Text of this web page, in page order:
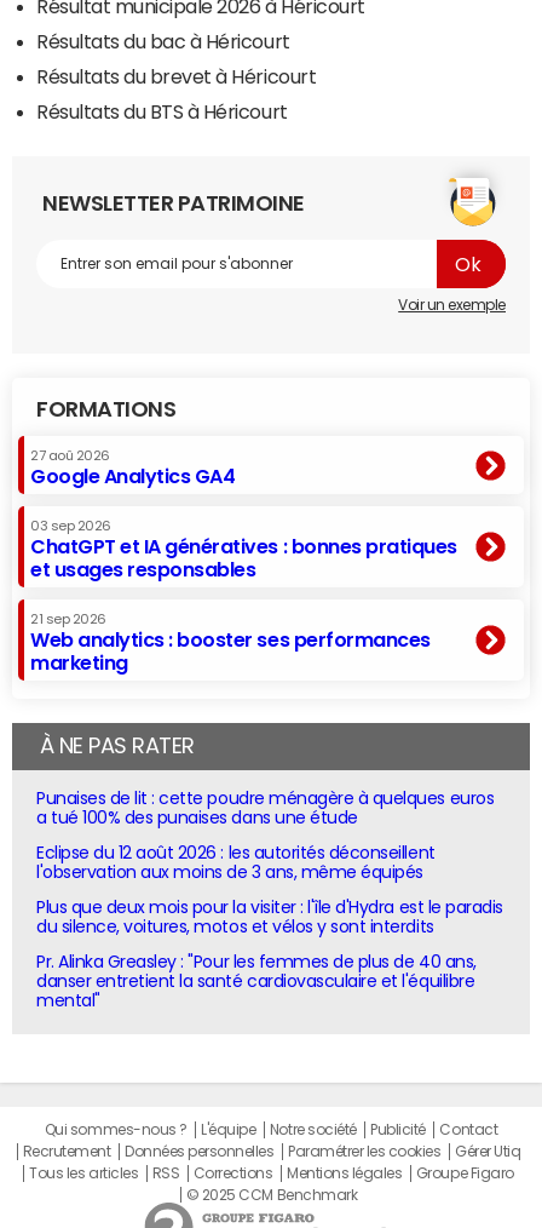
Résultat municipale 2026 à Héricourt
Résultats du bac à Héricourt
Résultats du brevet à Héricourt
Résultats du BTS à Héricourt
NEWSLETTER PATRIMOINE
Voir un exemple
FORMATIONS
27 aoû 2026
Google Analytics GA4
03 sep 2026
ChatGPT et IA génératives : bonnes pratiques
et usages responsables
21 sep 2026
Web analytics : booster ses performances
marketing
À NE PAS RATER
Punaises de lit : cette poudre ménagère à quelques euros
a tué 100% des punaises dans une étude
Eclipse du 12 août 2026 : les autorités déconseillent
l'observation aux moins de 3 ans, même équipés
Plus que deux mois pour la visiter : l'île d'Hydra est le paradis
du silence, voitures, motos et vélos y sont interdits
Pr. Alinka Greasley : "Pour les femmes de plus de 40 ans,
danser entretient la santé cardiovasculaire et l'équilibre
mental"
Qui sommes-nous ? L'équipe Notre société Publicité
Contact
Recrutement
Données personnelles Paramétrer les cookies
Gérer Utiq
Tous les articles
RSS Corrections Mentions légales
Groupe Figaro
© 2025 CCM Benchmark